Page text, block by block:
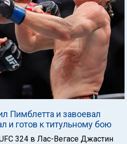
Пимблетта и завоевал
и готов к титульному бою
324 в Лас-Вегасе Джастин